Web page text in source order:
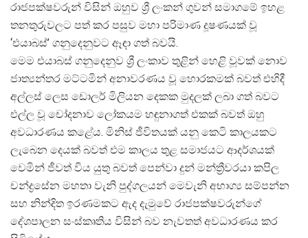
රාජපක්ෂවරුන් විසින් ඔහුව ශ් රී ලංකන් ගුවන් සමාගමේ ඉහළ
තනතුරුවලට පත් කර පසුව මහා පරිමාණ දූෂණයක් වූ
‘එයාබස්’ ගනුදෙනුවට ඈඳා ගත් බවයි.
මෙම එයාබස් ගනුදෙනුව ශ් රී ලංකාව තුළින් හෙළි වූවක් නොව
ජාත්යන්තර මට්ටමින් අනාවරණය වූ හොරකමක් බවත් එහිදී
අල්ලස් ලෙස ඩොලර් මිලියන දෙකක මුදලක් ලබා ගත් බවට
එල්ල වූ චෝදනාව ලෝකයම හඳුනාගත් එකක් බවත් ඔහු
අවධාරණය කළේය. මිනිස් ජීවිතයක් යනු කෙටි කාලයකට
ලැබෙන දෙයක් බවත් එම කාලය තුළ සමාජයට ආදර්ශයක්
වෙමින් ජීවත් විය යුතු බවත් පෙන්වා දුන් මන්ත්රීවරයා කපිල
චන්ද්රසේන මහතා වැනි පුද්ගලයන් මෙවැනි අභාග් ය සම්පන්න
සහ නින්දිත ඉරණමකට ඇද දැමුවේ රාජපක්ෂවරුන්ගේ
දේශපාලන සංස්කෘතිය විසින් බව නැවතත් අවධාරණය කර